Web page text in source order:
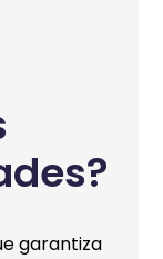
garantiza